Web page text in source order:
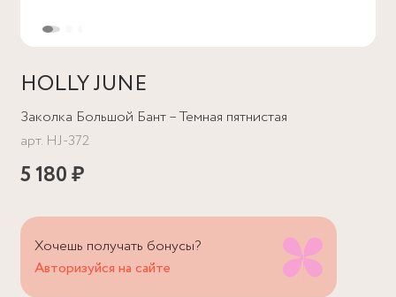
HOLLY JUNE
Заколка Большой Бант – Темная пятнистая
арт. HJ-372
5 180 ₽
Хочешь получать бонусы?
Авторизуйся на сайте